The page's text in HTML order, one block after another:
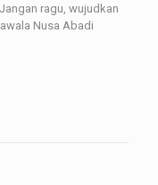
ragu, wujudkan
Nusa Abadi